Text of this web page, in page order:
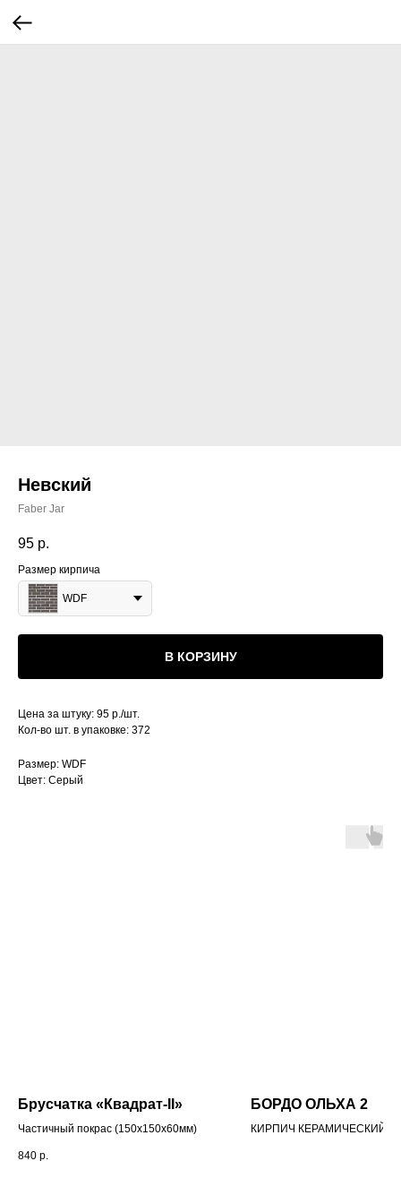
Невский
Faber Jar
95 р.
Размер кирпича
WDF
В КОРЗИНУ
Цена за штуку: 95 р./шт.
Кол-во шт. в упаковке: 372
Размер: WDF
Цвет: Серый
Брусчатка «Квадрат-II»
Частичный покрас (150x150x60мм)
840 р.
БОРДО ОЛЬХА 2
КИРПИЧ КЕРАМИЧЕСКИЙ